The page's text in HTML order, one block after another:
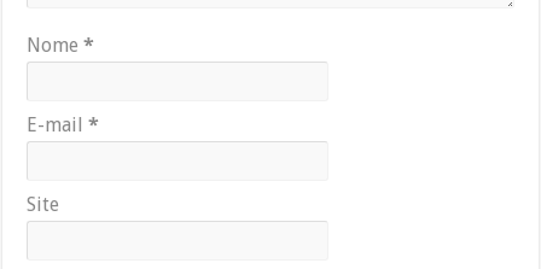
Nome*
E-mail*
Site